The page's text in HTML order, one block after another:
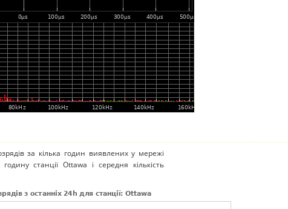
за кілька годин виявлених у мережі
станції Ottawa і середня кількість